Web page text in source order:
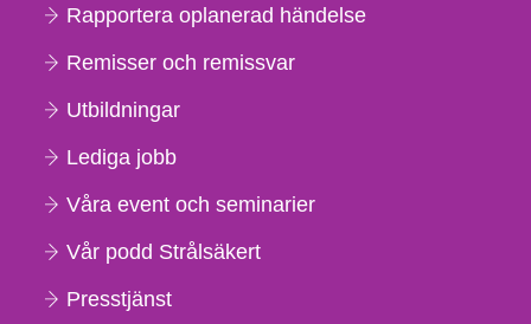
Rapportera oplanerad händelse
Remisser och remissvar
Utbildningar
Lediga jobb
Våra event och seminarier
Vår podd Strålsäkert
Presstjänst